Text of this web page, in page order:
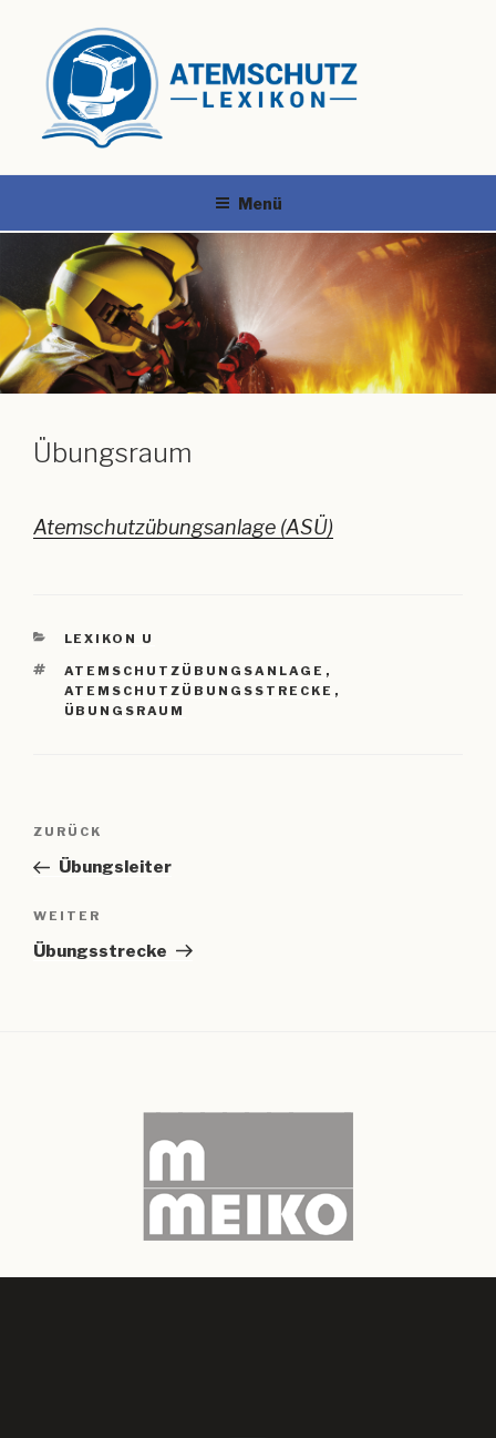
Menü
Übungsraum
Atemschutzübungsanlage (ASÜ)
KATEGORIEN
LEXIKON U
SCHLAGWÖRTER
ATEMSCHUTZÜBUNGSANLAGE ,
ATEMSCHUTZÜBUNGSSTRECKE ,
ÜBUNGSRAUM
Beitragsnavigation
Vorheriger
Beitrag
ZURÜCK
Übungsleiter
Nächster
Beitrag
WEITER
Übungsstrecke